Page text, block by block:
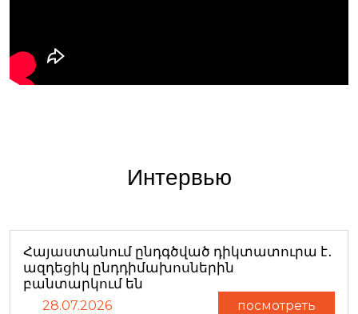
Интервью
Հայաստանում ընդգծված դիկտատուրա է․
ազդեցիկ ընդդիմախոսներին
բանտարկում են
28.07.2026 посмотреть